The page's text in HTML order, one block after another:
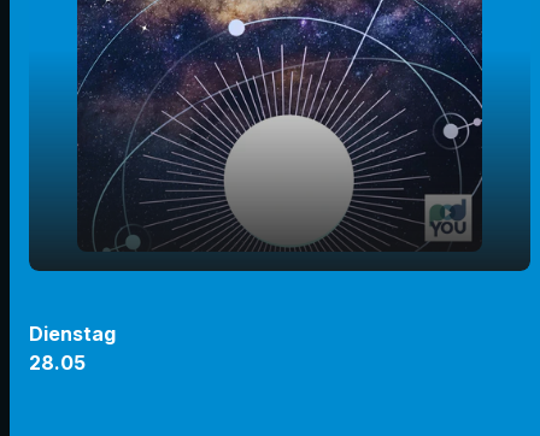
play_arrow
00:00
Dienstag
28.05